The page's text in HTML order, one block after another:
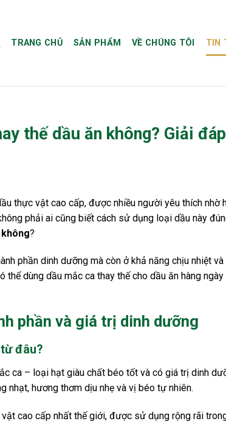
TRANG CHỦ SẢN PHẨM VỀ CHÚNG TÔI TIN
thế dầu ăn không? Giải
thực vật cao cấp, được nhiều người yêu thích nhờ
phải ai cũng biết cách sử dụng loại dầu này
?
phần dinh dưỡng mà còn ở khả năng chịu nhiệt
thể dùng dầu mắc ca thay thế cho dầu ăn hàng
phần và giá trị dinh dưỡng
đâu?
ca – loại hạt giàu chất béo tốt và có giá trị dinh
nhạt, hương thơm dịu nhẹ và vị béo tự nhiên.
cao cấp nhất thế giới, được sử dụng rộng rãi